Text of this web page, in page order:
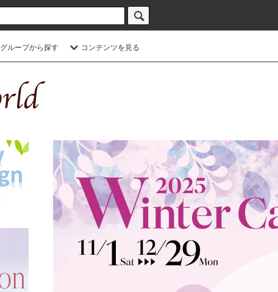
グループから探す コンテンツを見る